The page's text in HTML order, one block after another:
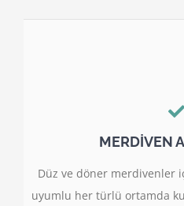
MERDİVEN
Düz ve döner merdivenler
uyumlu her türlü ortamda